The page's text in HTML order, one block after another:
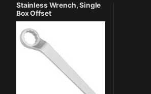
Stainless Wrench, Single
Box Offset